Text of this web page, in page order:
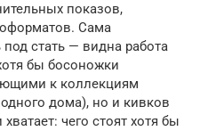
показов,
Сама
стать — видна работа
бы босоножки
к коллекциям
дома), но и кивков
чего стоят хотя бы